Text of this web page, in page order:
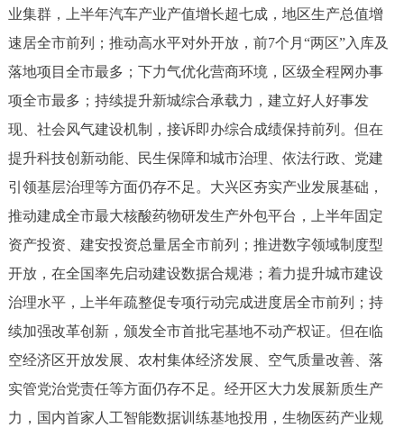
政务服务
中介服务 阳光政务
政民互动
参与调查 在线访谈 图说互动
走进北京
业集群，上半年汽车产业产值增长超七成，地区生产总值增
速居全市前列；推动高水平对外开放，前7个月“两区”入库及
落地项目全市最多；下力气优化营商环境，区级全程网办事
项全市最多；持续提升新城综合承载力，建立好人好事发
现、社会风气建设机制，接诉即办综合成绩保持前列。但在
提升科技创新动能、民生保障和城市治理、依法行政、党建
引领基层治理等方面仍存不足。大兴区夯实产业发展基础，
推动建成全市最大核酸药物研发生产外包平台，上半年固定
资产投资、建安投资总量居全市前列；推进数字领域制度型
开放，在全国率先启动建设数据合规港；着力提升城市建设
治理水平，上半年疏整促专项行动完成进度居全市前列；持
续加强改革创新，颁发全市首批宅基地不动产权证。但在临
空经济区开放发展、农村集体经济发展、空气质量改善、落
实管党治党责任等方面仍存不足。经开区大力发展新质生产
力，国内首家人工智能数据训练基地投用，生物医药产业规